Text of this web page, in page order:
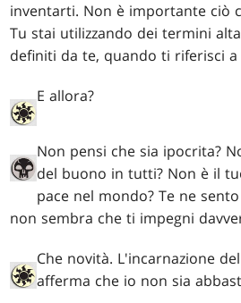
inventarti. Non è importante ciò
Tu stai utilizzando dei termini
definiti da te, quando ti riferisci a
E allora?
Non pensi che sia ipocrita?
del buono in tutti? Non è il
pace nel mondo? Te ne
non sembra che ti impegni
Che novità. L'incarnazione
afferma che io non sia